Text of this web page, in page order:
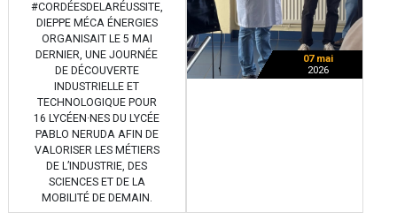
#CORDÉESDELARÉUSSITE,
DIEPPE MÉCA ÉNERGIES
ORGANISAIT LE 5 MAI
DERNIER, UNE JOURNÉE
DE DÉCOUVERTE
INDUSTRIELLE ET
TECHNOLOGIQUE POUR
16 LYCÉEN·NES DU LYCÉE
PABLO NERUDA AFIN DE
VALORISER LES MÉTIERS
DE L’INDUSTRIE, DES
SCIENCES ET DE LA
MOBILITÉ DE DEMAIN.
07 mai
2026